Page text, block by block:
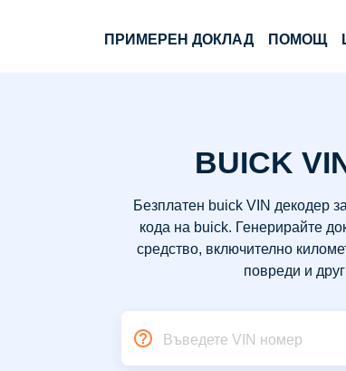
ПРИМЕРЕН ДОКЛАД ПОМОЩ
BUICK
Безплатен buick VIN декодер
кода на buick. Генерирайте
средство, включително
повреди и
Въведете VIN номер